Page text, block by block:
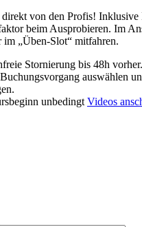
von den Profis! Inklusive
beim Ausprobieren. Im
im „Üben-Slot“ mitfahren.
Stornierung bis 48h vorher.
auswählen
unbedingt Videos